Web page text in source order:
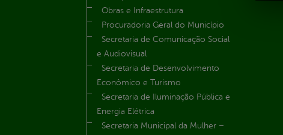
Obras e Infraestrutura
Procuradoria Geral do Município
Secretaria de Comunicação Social
e Audiovisual
Secretaria de Desenvolvimento
Econômico e Turismo
Secretaria de Iluminação Pública e
Energia Elétrica
Secretaria Municipal da Mulher –